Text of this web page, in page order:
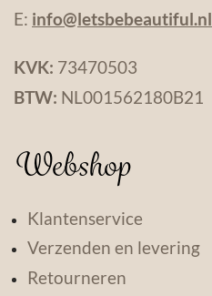
E: info@letsbebeautiful.nl
KVK: 73470503
BTW: NL001562180B21
Webshop
Klantenservice
Verzenden en levering
Retourneren